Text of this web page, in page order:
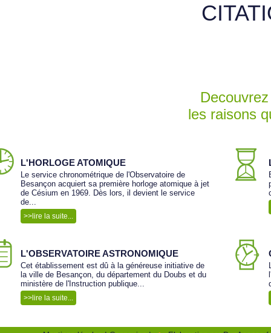
les raisons
L'HORLOGE ATOMIQUE
Le service chronométrique de l'Observatoire de
Besançon acquiert sa première horloge atomique à jet
de Césium en 1969. Dès lors, il devient le service
de...
>>lire la suite...
L'OBSERVATOIRE ASTRONOMIQUE
Cet établissement est dû à la généreuse initiative de
la ville de Besançon, du département du Doubs et du
ministère de l'Instruction publique...
>>lire la suite...